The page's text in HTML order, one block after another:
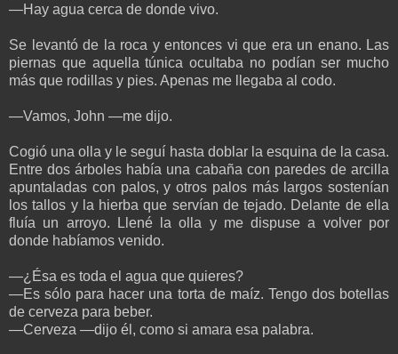
—Hay agua cerca de donde vivo.
Se levantó de la roca y entonces vi que era un enano. Las
piernas que aquella túnica ocultaba no podían ser mucho
más que rodillas y pies. Apenas me llegaba al codo.
—Vamos, John —me dijo.
Cogió una olla y le seguí hasta doblar la esquina de la casa.
Entre dos árboles había una cabaña con paredes de arcilla
apuntaladas con palos, y otros palos más largos sostenían
los tallos y la hierba que servían de tejado. Delante de ella
fluía un arroyo. Llené la olla y me dispuse a volver por
donde habíamos venido.
—¿Ésa es toda el agua que quieres?
—Es sólo para hacer una torta de maíz. Tengo dos botellas
de cerveza para beber.
—Cerveza —dijo él, como si amara esa palabra.